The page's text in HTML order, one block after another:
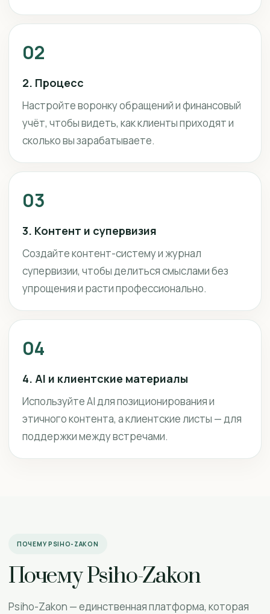
02
2. Процесс
Настройте воронку обращений и финансовый
учёт, чтобы видеть, как клиенты приходят и
сколько вы зарабатываете.
03
3. Контент и супервизия
Создайте контент-систему и журнал
супервизии, чтобы делиться смыслами без
упрощения и расти профессионально.
04
4. AI и клиентские материалы
Используйте AI для позиционирования и
этичного контента, а клиентские листы — для
поддержки между встречами.
ПОЧЕМУ PSIHO-ZAKON
Почему Psiho-Zakon
Psiho-Zakon — единственная платформа, которая